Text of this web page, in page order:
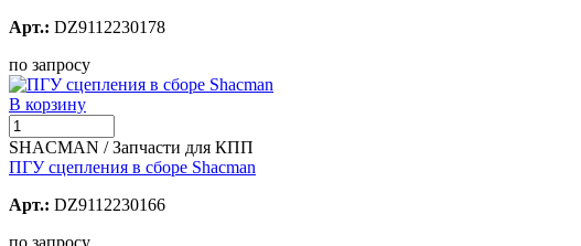
Арт.: DZ9112230178
по запросу
В корзину
SHACMAN / Запчасти для КПП
ПГУ сцепления в сборе Shacman
Арт.: DZ9112230166
по запросу